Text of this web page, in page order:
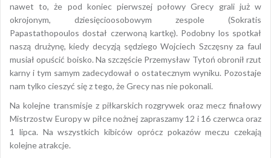
nawet to, że pod koniec pierwszej połowy Grecy grali już w
okrojonym, dziesięcioosobowym zespole (Sokratis
Papastathopoulos dostał czerwoną kartkę). Podobny los spotkał
naszą drużynę, kiedy decyzją sędziego Wojciech Szczęsny za faul
musiał opuścić boisko. Na szczęście Przemysław Tytoń obronił rzut
karny i tym samym zadecydował o ostatecznym wyniku. Pozostaje
nam tylko cieszyć się z tego, że Grecy nas nie pokonali.
Na kolejne transmisje z piłkarskich rozgrywek oraz mecz finałowy
Mistrzostw Europy w piłce nożnej zapraszamy 12 i 16 czerwca oraz
1 lipca. Na wszystkich kibiców oprócz pokazów meczu czekają
kolejne atrakcje.